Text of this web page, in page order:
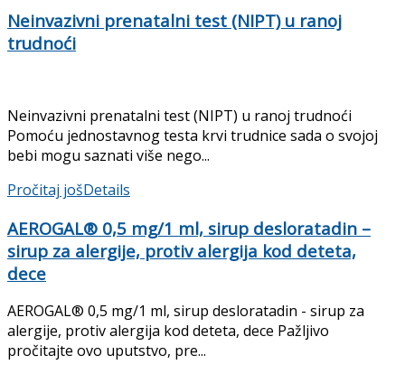
Neinvazivni prenatalni test (NIPT) u ranoj
trudnoći
Neinvazivni prenatalni test (NIPT) u ranoj trudnoći
Pomoću jednostavnog testa krvi trudnice sada o svojoj
bebi mogu saznati više nego...
Pročitaj jošDetails
AEROGAL® 0,5 mg/1 ml, sirup desloratadin –
sirup za alergije, protiv alergija kod deteta,
dece
AEROGAL® 0,5 mg/1 ml, sirup desloratadin - sirup za
alergije, protiv alergija kod deteta, dece Pažljivo
pročitajte ovo uputstvo, pre...